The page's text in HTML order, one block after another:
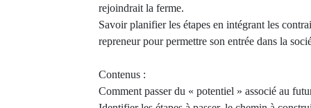
rejoindrait la ferme.
Savoir planifier les étapes en intégrant les
repreneur pour permettre son entrée dans la
Contenus :
Comment passer du « potentiel » associé au